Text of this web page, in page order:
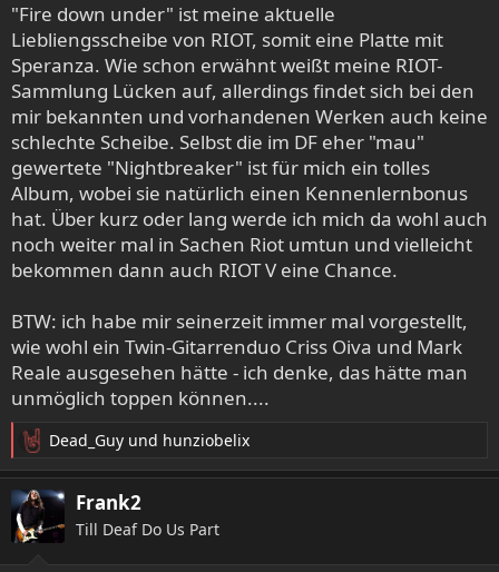
"Fire down under" ist meine aktuelle
Liebliengsscheibe von RIOT, somit eine Platte mit
Speranza. Wie schon erwähnt weißt meine RIOT-
Sammlung Lücken auf, allerdings findet sich bei den
mir bekannten und vorhandenen Werken auch keine
schlechte Scheibe. Selbst die im DF eher "mau"
gewertete "Nightbreaker" ist für mich ein tolles
Album, wobei sie natürlich einen Kennenlernbonus
hat. Über kurz oder lang werde ich mich da wohl auch
noch weiter mal in Sachen Riot umtun und vielleicht
bekommen dann auch RIOT V eine Chance.
BTW: ich habe mir seinerzeit immer mal vorgestellt,
wie wohl ein Twin-Gitarrenduo Criss Oiva und Mark
Reale ausgesehen hätte - ich denke, das hätte man
unmöglich toppen können....
R
e
a
k
t
Dead_Guy und hunziobelix
Frank2
Till Deaf Do Us Part